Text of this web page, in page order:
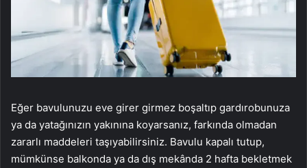
Eğer bavulunuzu eve girer girmez boşaltıp gardırobunuza
ya da yatağınızın yakınına koyarsanız, farkında olmadan
zararlı maddeleri taşıyabilirsiniz. Bavulu kapalı tutup,
mümkünse balkonda ya da dış mekânda 2 hafta bekletmek